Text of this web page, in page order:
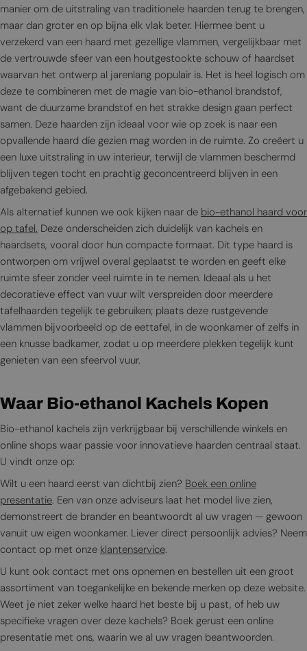
manier om de uitstraling van traditionele haarden terug te brengen,
maar dan groter en op bijna elk vlak beter. Hiermee bent u
verzekerd van een haard met gezellige vlammen, vergelijkbaar met
de vertrouwde sfeer van een houtgestookte schouw of haardset
waarvan het ontwerp al jarenlang populair is. Het is heel logisch om
deze te combineren met de magie van bio-ethanol brandstof,
want de duurzame brandstof en het strakke design gaan perfect
samen. Deze haarden zijn ideaal voor wie op zoek is naar een
opvallende haard die gezien mag worden in de ruimte. Zo creëert u
een luxe uitstraling in uw interieur, terwijl de vlammen beschermd
blijven tegen tocht en prachtig geconcentreerd blijven in een
afgebakend gebied.
Als alternatief kunnen we ook kijken naar de bio-ethanol haard voor
op tafel. Deze onderscheiden zich duidelijk van kachels en
haardsets, vooral door hun compacte formaat. Dit type haard is
ontworpen om vrijwel overal geplaatst te worden en geeft elke
ruimte sfeer zonder veel ruimte in te nemen. Ideaal als u het
decoratieve effect van vuur wilt verspreiden door meerdere
tafelhaarden tegelijk te gebruiken; plaats deze rustgevende
vlammen bijvoorbeeld op de eettafel, in de woonkamer of zelfs in
een knusse badkamer, zodat u op meerdere plekken tegelijk kunt
genieten van een sfeervol vuur.
Waar Bio-ethanol Kachels Kopen
Bio-ethanol kachels zijn verkrijgbaar bij verschillende winkels en
online shops waar passie voor innovatieve haarden centraal staat.
U vindt onze op:
Wilt u een haard eerst van dichtbij zien? Boek een online
presentatie. Een van onze adviseurs laat het model live zien,
demonstreert de brander en beantwoordt al uw vragen — gewoon
vanuit uw eigen woonkamer. Liever direct persoonlijk advies? Neem
contact op met onze klantenservice.
U kunt ook contact met ons opnemen en bestellen uit een groot
assortiment van toegankelijke en bekende merken op deze website.
Weet je niet zeker welke haard het beste bij u past, of heb uw
specifieke vragen over deze kachels? Boek gerust een online
presentatie met ons, waarin we al uw vragen beantwoorden.